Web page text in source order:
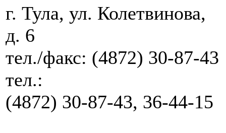
г. Тула, ул. Колетвинова,
д. 6
тел./факс: (4872) 30-87-43
тел.:
(4872) 30-87-43, 36-44-15